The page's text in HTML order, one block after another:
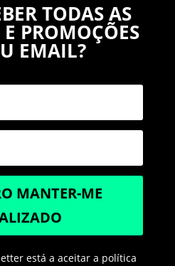
TODAS AS
PROMOÇÕES
EMAIL?
MANTER-ME
está a aceitar a política